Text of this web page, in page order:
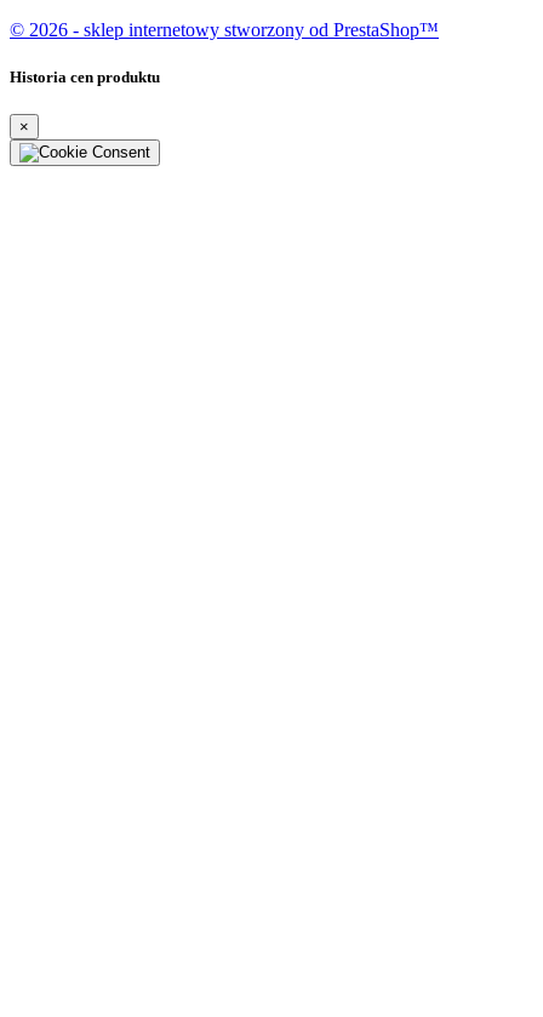
© 2026 - sklep internetowy stworzony od PrestaShop™
Historia cen produktu
×